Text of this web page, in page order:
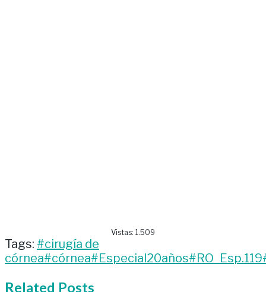
Vistas: 1.509
Tags: #cirugía de
córnea#córnea#Especial20años#RO_Esp.119
Related Posts